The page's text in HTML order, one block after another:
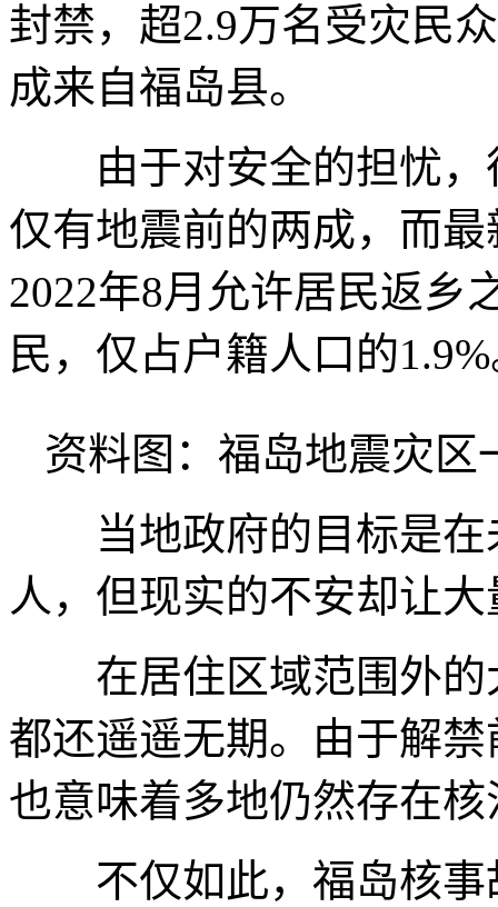
封禁，超2.9万名受灾民
成来自福岛县。
由于对安全的担忧，
仅有地震前的两成，而
2022年8月允许居民返乡
民，仅占户籍人口的
资料图：福岛地震灾区
当地政府的目标是在
人，但现实的不安却让
在居住区域范围外的
都还遥遥无期。由于解
也意味着多地仍然存在
不仅如此，福岛核事